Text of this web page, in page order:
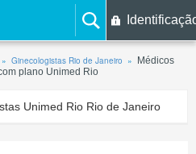
Ginecologistas Rio de Janeiro
Médicos
plano Unimed Rio
Unimed Rio Rio de Janeiro